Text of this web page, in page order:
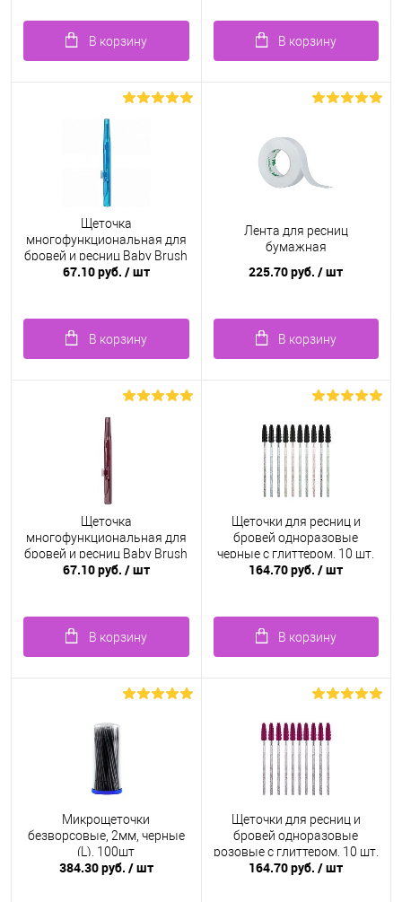
В корзину В корзину
Щеточка
многофункциональная для
бровей и ресниц Baby Brush
1.0 мм, голубая
67.10 руб. / шт
В корзину
Лента для ресниц
бумажная
225.70 руб./ шт
В корзину
Щеточка
многофункциональная для
бровей и ресниц Baby Brush
1.0 мм, фиолетовая
67.10 руб. / шт
В корзину
Щеточки для ресниц и
бровей одноразовые
черные c глиттером, 10 шт.
164.70 руб./ шт
В корзину
Микрощеточки
безворсовые, 2мм, черные
(L), 100шт
384.30 руб. / шт
Щеточки для ресниц и
бровей одноразовые
розовые с глиттером, 10 шт.
164.70 руб./ шт